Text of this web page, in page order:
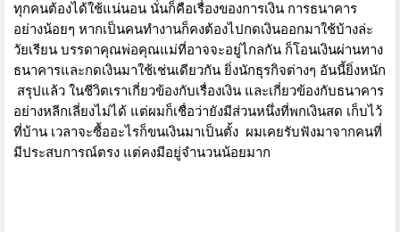
ทุกคนต้องได้ใช้แน่นอน นั่นก็คือเรื่องของการเงิน การธนาคาร
อย่างน้อยๆ หากเป็นคนทำงานก็คงต้องไปกดเงินออกมาใช้บ้างล่ะ
วัยเรียน บรรดาคุณพ่อคุณแม่ที่อาจจะอยู่ไกลกัน ก็โอนเงินผ่านทาง
ธนาคารและกดเงินมาใช้เช่นเดียวกัน ยิ่งนักธุรกิจต่างๆ อันนี้ยิ่งหนัก
สรุปแล้ว ในชีวิตเราเกี่ยวข้องกับเรื่องเงิน และเกี่ยวข้องกับธนาคาร
อย่างหลีกเลี่ยงไม่ได้ แต่ผมก็เชื่อว่ายังมีส่วนหนึ่งที่พกเงินสด เก็บไว้
ที่บ้าน เวลาจะซื้ออะไรก็ขนเงินมาเป็นตั้ง ผมเคยรับฟังมาจากคนที่
มีประสบการณ์ตรง แต่คงมีอยู่จำนวนน้อยมาก